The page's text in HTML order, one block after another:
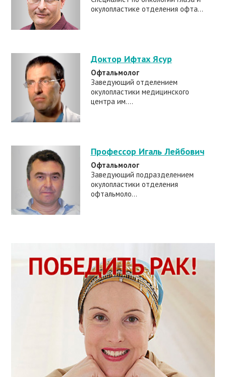
окулопластике отделения офта...
Доктор Ифтах Ясур
Офтальмолог
Заведующий отделением
окулопластики медицинского
центра им....
Профессор Игаль Лейбович
Офтальмолог
Заведующий подразделением
окулопластики отделения
офтальмоло...